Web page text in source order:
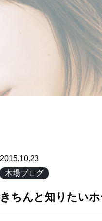
2015.10.23
木場ブログ
きちんと知りたい